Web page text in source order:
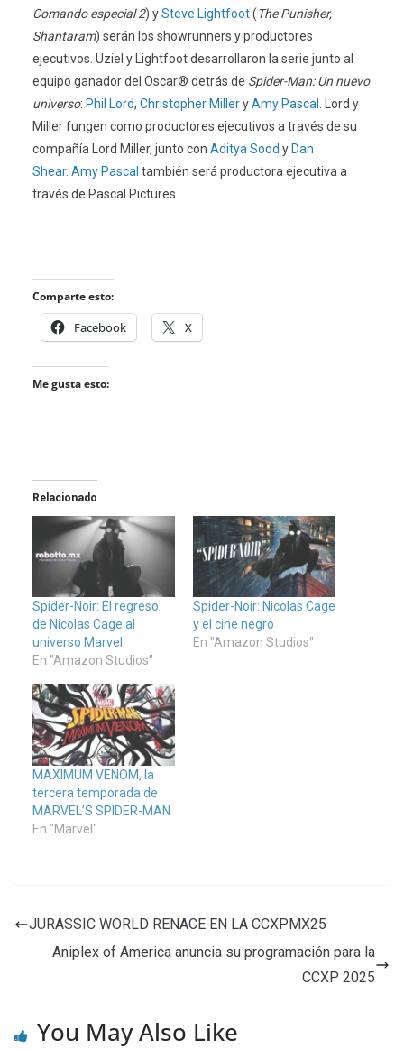
Comando especial 2) ySteve Lightfoot(The Punisher,
Shantaram) serán los showrunners y productores
ejecutivos. Uziel y Lightfoot desarrollaron la serie junto al
equipo ganador del Oscar® detrás de Spider-Man: Un nuevo
universo: Phil Lord, Christopher MilleryAmy Pascal
. Lord y
Miller fungen como productores ejecutivos a través de su
compañía Lord Miller, junto con Aditya Sood y Dan
Shear. Amy Pascal también será productora ejecutiva a
través de Pascal Pictures.
Comparte esto:
Facebook X
Me gusta esto:
Relacionado
Spider-Noir: El regreso
de Nicolas Cage al
universo Marvel
En "Amazon Studios"
Spider-Noir: Nicolas Cage
y el cine negro
En "Amazon Studios"
MAXIMUM VENOM, la
tercera temporada de
MARVEL’S SPIDER-MAN
En "Marvel"
JURASSIC WORLD RENACE EN LA CCXPMX25
Aniplex of America anuncia su programación para la
CCXP 2025
You May Also Like